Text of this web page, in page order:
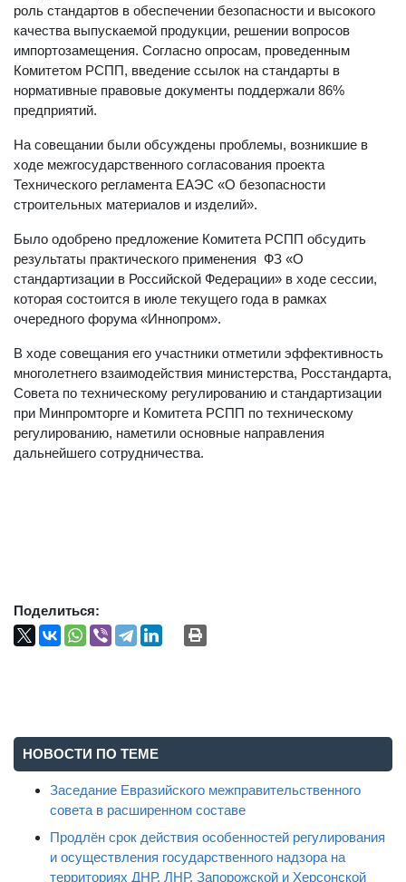
роль стандартов в обеспечении безопасности и высокого
качества выпускаемой продукции, решении вопросов
импортозамещения. Согласно опросам, проведенным
Комитетом РСПП, введение ссылок на стандарты в
нормативные правовые документы поддержали 86%
предприятий.
На совещании были обсуждены проблемы, возникшие в
ходе межгосударственного согласования проекта
Технического регламента ЕАЭС «О безопасности
строительных материалов и изделий».
Было одобрено предложение Комитета РСПП обсудить
результаты практического применения ФЗ «О
стандартизации в Российской Федерации» в ходе сессии,
которая состоится в июле текущего года в рамках
очередного форума «Иннопром».
В ходе совещания его участники отметили эффективность
многолетнего взаимодействия министерства, Росстандарта,
Совета по техническому регулированию и стандартизации
при Минпромторге и Комитета РСПП по техническому
регулированию, наметили основные направления
дальнейшего сотрудничества.
Поделиться:
НОВОСТИ ПО ТЕМЕ
Заседание Евразийского межправительственного
совета в расширенном составе
Продлён срок действия особенностей регулирования
и осуществления государственного надзора на
территориях ДНР, ЛНР, Запорожской и Херсонской